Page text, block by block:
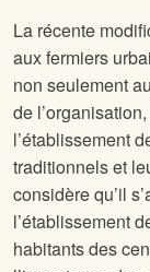
La récente
aux fermiers
non seulement
de
l’établissement
traditionnels et
considère qu’il
l’établissement
habitants des